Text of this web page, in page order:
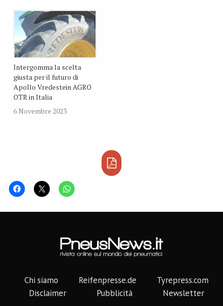
Intergomma la scelta
giusta per il futuro di
Apollo Vredestein AGRO
OTR in Italia
6 Novembre 2023
Chi siamo Reifenpresse.de
Tyrepress.com
Disclaimer
Pubblicità Newsletter